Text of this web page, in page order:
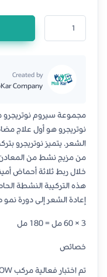
كمية سيروم وشامبو
Created by
Company
مجموعة سيروم
نوتريجرو هو أول علاج
الشعر. يتميز نوتريجرو
من مزيج نشط من المعادن
هذه التركيبة النشطة
إعادة الشعر إلى دورة
3 × 60 مل = 180 مل
خصائص